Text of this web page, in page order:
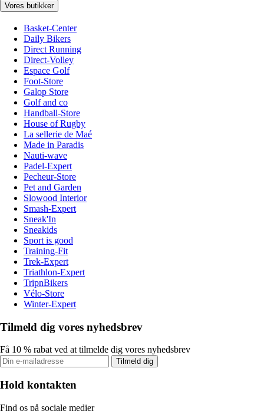
Vores butikker
Basket-Center
Daily Bikers
Direct Running
Direct-Volley
Espace Golf
Foot-Store
Galop Store
Golf and co
Handball-Store
House of Rugby
La sellerie de Maé
Made in Paradis
Nauti-wave
Padel-Expert
Pecheur-Store
Pet and Garden
Slowood Interior
Smash-Expert
Sneak'In
Sneakids
Sport is good
Training-Fit
Trek-Expert
Triathlon-Expert
TripnBikers
Vélo-Store
Winter-Expert
Tilmeld dig vores nyhedsbrev
Få 10 % rabat ved at tilmelde dig vores nyhedsbrev
Tilmeld dig
Hold kontakten
Find os på sociale medier